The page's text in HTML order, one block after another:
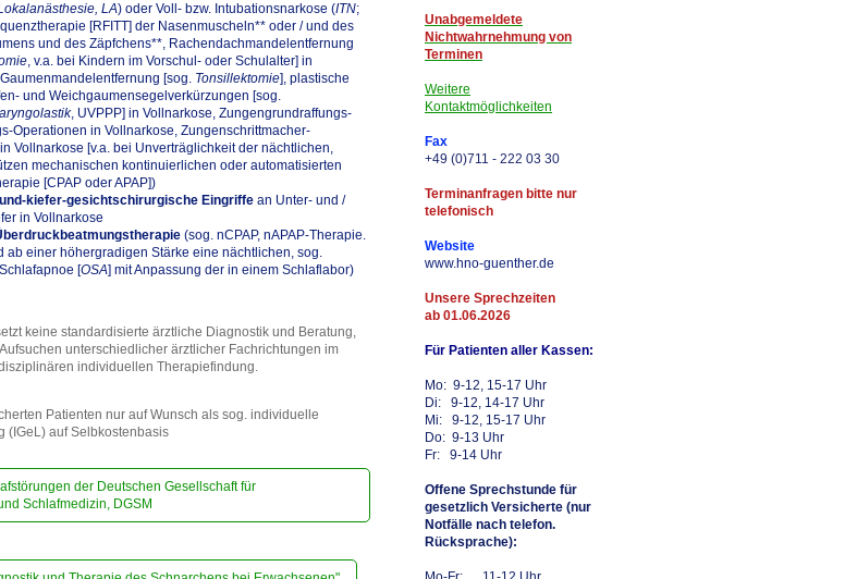
LA) oder Voll- bzw. Intubationsnarkose (ITN;
[RFITT] der Nasenmuscheln** oder / und des
und des Zäpfchens**, Rachendachmandelentfernung
, v.a. bei Kindern im Vorschul- oder Schulalter] in
[sog. Tonsillektomie], plastische
und Weichgaumensegelverkürzungen [sog.
, UVPPP] in Vollnarkose, Zungengrundraffungs-
Operationen in Vollnarkose, Zungenschrittmacher-
Vollnarkose [v.a. bei Unverträglichkeit der nächtlichen,
mechanischen kontinuierlichen oder automatisierten
[CPAP oder APAP])
kiefer-gesichtschirurgische Eingriffe an Unter- und /
in Vollnarkose
(sog. nCPAP, nAPAP-Therapie.
ab einer höhergradigen Stärke eine nächtlichen, sog.
[OSA] mit Anpassung der in einem Schlaflabor)
keine standardisierte ärztliche Diagnostik und Beratung,
unterschiedlicher ärztlicher Fachrichtungen im
individuellen Therapiefindung.
Patienten nur auf Wunsch als sog. individuelle
(IGeL) auf Selbkostenbasis
der Deutschen Gesellschaft für
Schlafmedizin, DGSM
Unabgemeldete
Nichtwahrnehmung von
Terminen
Weitere
Kontaktmöglichkeiten
Fax
+49 (0)711 - 222 03 30
Terminanfragen bitte nur
telefonisch
Website
www.hno-guenther.de
Unsere Sprechzeiten
ab 01.06.2026
Für Patienten aller Kassen:
Mo: 9-12, 15-17 Uhr
Di: 9-12, 14-17 Uhr
Mi: 9-12, 15-17 Uhr
Do: 9-13 Uhr
Fr: 9-14 Uhr
Offene Sprechstunde für
gesetzlich Versicherte (nur
Notfälle nach telefon.
Rücksprache):